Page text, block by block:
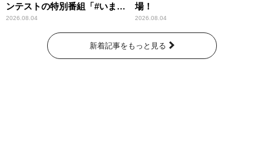
ンテストの特別番組「#いまあ
なたに伝えたいこと」
2026.08.04
場！
2026.08.04
新着記事をもっと見る